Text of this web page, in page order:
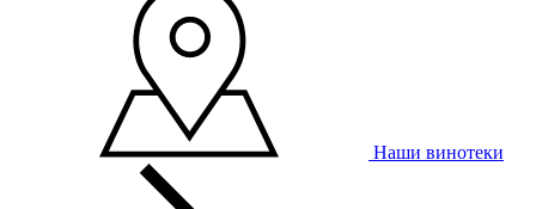
Наши винотеки